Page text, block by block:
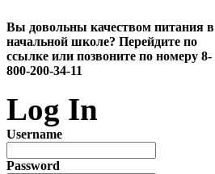
Вы довольны качеством питания в
начальной школе? Перейдите по
ссылке или позвоните по номеру 8-
800-200-34-11
Log In
Username
Password